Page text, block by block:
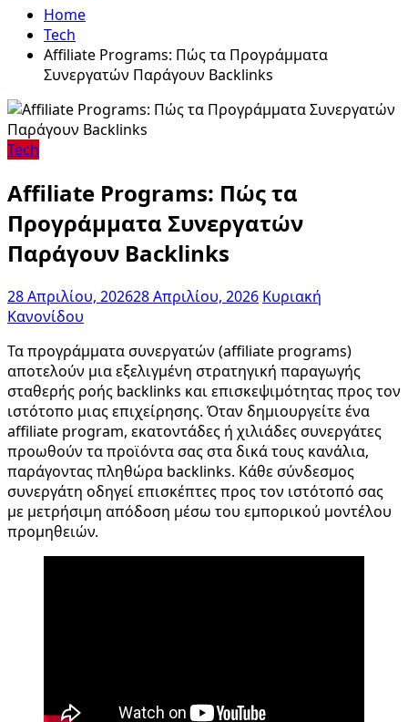
Home
Tech
Affiliate Programs: Πώς τα Προγράμματα
Συνεργατών Παράγουν Backlinks
Tech
Affiliate Programs: Πώς τα
Προγράμματα Συνεργατών
Παράγουν Backlinks
28 Απριλίου, 202628 Απριλίου, 2026 Κυριακή
Κανονίδου
Τα προγράμματα συνεργατών (affiliate programs)
αποτελούν μια εξελιγμένη στρατηγική παραγωγής
σταθερής ροής backlinks και επισκεψιμότητας προς τον
ιστότοπο μιας επιχείρησης. Όταν δημιουργείτε ένα
affiliate program, εκατοντάδες ή χιλιάδες συνεργάτες
προωθούν τα προϊόντα σας στα δικά τους κανάλια,
παράγοντας πληθώρα backlinks. Κάθε σύνδεσμος
συνεργάτη οδηγεί επισκέπτες προς τον ιστότοπό σας
με μετρήσιμη απόδοση μέσω του εμπορικού μοντέλου
προμηθειών.